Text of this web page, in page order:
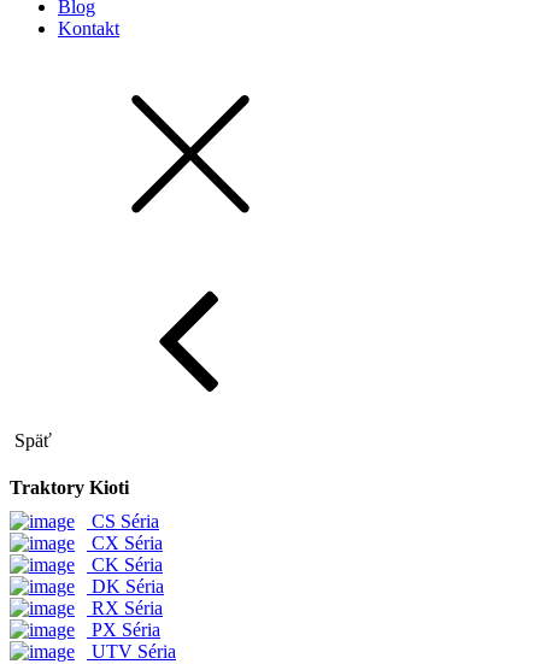
Blog
Kontakt
Späť
Traktory Kioti
CS Séria
CX Séria
CK Séria
DK Séria
RX Séria
PX Séria
UTV Séria